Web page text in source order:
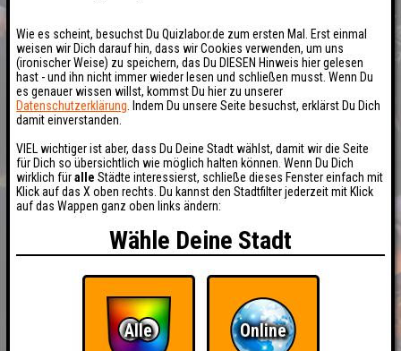
Wie es scheint, besuchst Du Quizlabor.de zum ersten Mal. Erst einmal
weisen wir Dich darauf hin, dass wir Cookies verwenden, um uns
(ironischer Weise) zu speichern, das Du DIESEN Hinweis hier gelesen
hast - und ihn nicht immer wieder lesen und schließen musst. Wenn Du
es genauer wissen willst, kommst Du hier zu unserer
Datenschutzerklärung . Indem Du unsere Seite besuchst, erklärst Du Dich
damit einverstanden.
VIEL wichtiger ist aber, dass Du Deine Stadt wählst, damit wir die Seite
für Dich so übersichtlich wie möglich halten können. Wenn Du Dich
wirklich füralle Städte interessierst, schließe dieses Fenster einfach mit
Klick auf das X oben rechts. Du kannst den Stadtfilter jederzeit mit Klick
auf das Wappen ganz oben links ändern:
Wähle Deine Stadt
Alle Online